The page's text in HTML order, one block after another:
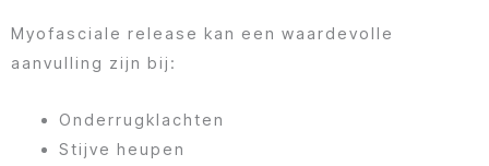
Myofasciale release kan een waardevolle
aanvulling zijn bij:
Onderrugklachten
Stijve heupen